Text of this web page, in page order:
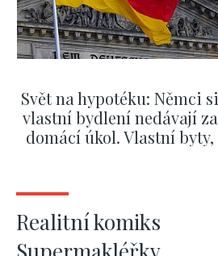
Svět na hypotéku: Němci si
vlastní bydlení nedávají za
domácí úkol. Vlastní byty,
Realitní komiks